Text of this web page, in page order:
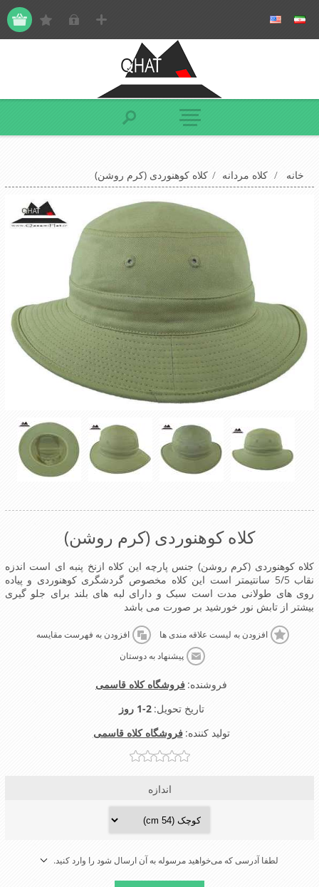
خانه / کلاه مردانه / کلاه کوهنوردی (کرم روشن)
کلاه کوهنوردی (کرم روشن)
کلاه کوهنوردی (کرم روشن) جنس پارچه این کلاه ازنخ پنبه ای است اندزه
نقاب 5/5 سانتیمتر است این کلاه مخصوص گردشگری کوهنوردی و پیاده
روی های طولانی مدت است سبک و دارای لبه های بلند برای جلو گیری
بیشتر از تابش نور خورشید بر صورت می باشد
افزودن به لیست علاقه مندی ها افزودن به فهرست مقایسه
پیشنهاد به دوستان
فروشنده: فروشگاه کلاه قاسمی
تاریخ تحویل: 1-2 روز
تولید کننده: فروشگاه کلاه قاسمی
اندازه
لطفا آدرسی که می‌خواهید مرسوله به آن ارسال شود را وارد کنید.